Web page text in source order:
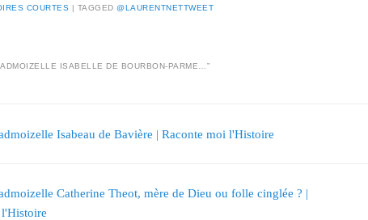
COURTES | TAGGED @LAURENTNETTWEET
ISABELLE DE BOURBON-PARME… ”
Isabeau de Bavière | Raconte moi l'Histoire
Catherine Theot, mère de Dieu ou folle cinglée ? |